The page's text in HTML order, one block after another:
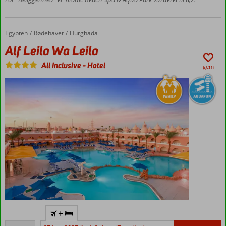
Værelser
med
4
Forside
Egypten Rødehavet Hurghada
Alf Leila Wa Leila
Alf Leila Wa Leila
All Inclusive-Hotel gem
Stemningsfuld
+